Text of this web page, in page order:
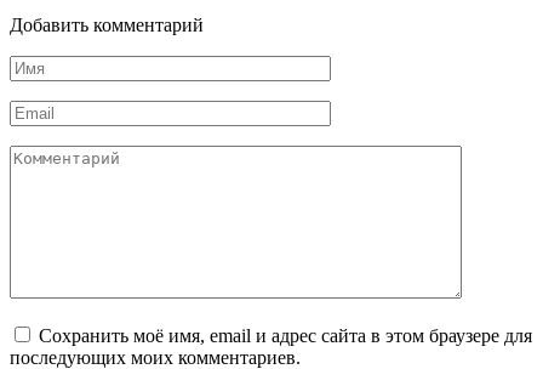
Добавить комментарий
Имя
*
Email
*
Комментарий
Сохранить моё имя, email и адрес сайта в этом браузере для
последующих моих комментариев.